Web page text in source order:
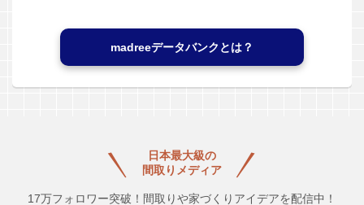
madreeデータバンクとは？
日本最大級の
間取りメディア
17万フォロワー突破！間取りや家づくりアイデアを配信中！